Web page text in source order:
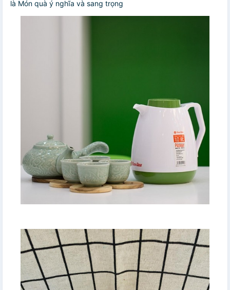
là Món quà ý nghĩa và sang trọng